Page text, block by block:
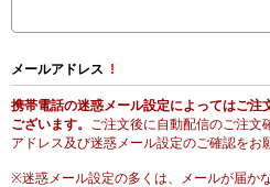
メールアドレス !
携帯電話の迷惑メール設定によってはご注
ございます。 ご注文後に自動配信のご注文
アドレス及び迷惑メール設定のご確認をお
※迷惑メール設定の多くは、メールが届か